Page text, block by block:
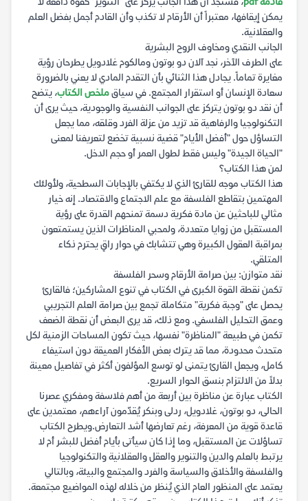
قادمة pdf
، فستجد أن هذا الجانب يركز على "التنوير" كقوة دافعة لا
يمكن إيقافها، معتبراً أن الأرقام لا تكذب وأن القادم أجمل بفضل العلم
والعقلانية.
الجانب النقدي ومخاوف الروح البشرية
على الطرف الآخر، نجد آلان دو بوتون ومالكوم غلادويل يطرحان رؤية
مغايرة تماماً. يجادل هذا الثنائي بأن التقدم المادي لا يعني بالضرورة
سعادة الإنسان أو استقرار المجتمع. في سياقملخص الكتاب، يتضح
أن نقد دو بوتون يتركز على الجوانب النفسية والوجودية، حيث يرى أن
التكنولوجيا والرفاهية قد تزيد من عزلة الفرد وقلقه، مما يجعل
التساؤل حول "أفضل الأيام" قضية نسبية تخضع لتعريفنا لمعنى
"الحياة الجيدة" وليس فقط لطول العمر أو حجم الدخل.
لمن هذا الكتاب؟
هذا الكتاب موجه للقارئ الذي لا يكتفي بالإجابات السطحية، ولأولئك
المهتمين بتقاطع الفلسفة مع علم الاجتماع والاقتصاد. إنه خيار
مثالي للباحثين عن مادة فكرية دسمة تمنحهم القدرة على رؤية
المستقبل من زوايا متعددة، ولمحبي المناظرات الذين يستمتعون
بمراقبة العقول الكبيرة وهي تتشابك في حوار راقٍ يحترم ذكاء
المتلقي.
نقد متوازن: بين صرامة الأرقام وسحر الفلسفة
تكمن نقطة القوة الكبرى في الكتاب في تنوع المشاركين؛ فالقارئ
يحصل على "وجبة فكرية" متكاملة تجمع بين صرامة العلم التجريبي
وعمق التحليل الفلسفي. ومع ذلك، قد يرى البعض أن نقطة الضعف
تكمن في طبيعة "المناظرة" نفسها، حيث تكون المساحات الزمنية لكل
متحدث محدودة، مما قد يترك بعض الأفكار العميقة دون استيفاء
كامل، ويجعل القارئ يتمنى لو توسع المؤلفون أكثر في تفاصيل معينة
بدلاً من الالتزام بنسق الحوار السريع.
الكتاب عبارة عن مناظرة بين أربعة من أهم فلاسفة ومفكري عصرنا
الحالى، دو بوتون، غلادويل، ردلى وبنكر يُقدّمون آراءهم، معتمدين على
قاعدة قوية من المعرفة، رغم تعارضها أشد التعارض.ويطرح الكتاب
تساؤلات عن المستقبل، وما إذا كان سيأتى بأيام أفضل للبشر أم لا
يرتبط بالعلم والدين والتنوير والعقل والعقلانية والتكنولوجيا
والفلسفة والأخلاق والسياسة والفرد والمجتمع والبيئة، وبالتالي
يعتمد على المنظور العام الذي يُنظر من خلاله لهذه المواضيع مجتمعة.